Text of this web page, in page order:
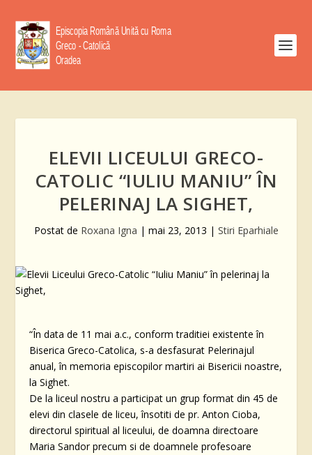
ELEVII LICEULUI GRECO-
CATOLIC “IULIU MANIU” ÎN
PELERINAJ LA SIGHET,
Postat de Roxana Igna | mai 23, 2013 | Stiri Eparhiale
“În data de 11 mai a.c., conform traditiei existente în
Biserica Greco-Catolica, s-a desfasurat Pelerinajul
anual, în memoria episcopilor martiri ai Bisericii noastre,
la Sighet.
De la liceul nostru a participat un grup format din 45 de
elevi din clasele de liceu, însotiti de pr. Anton Cioba,
directorul spiritual al liceului, de doamna directoare
Maria Sandor precum si de doamnele profesoare